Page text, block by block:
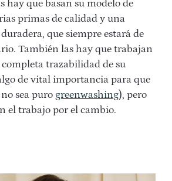
hay que basan su modelo de
primas de calidad y una
que siempre estará de
También las hay que trabajan
trazabilidad de su
de vital importancia para que
sea puro greenwashing), pero
el trabajo por el cambio.